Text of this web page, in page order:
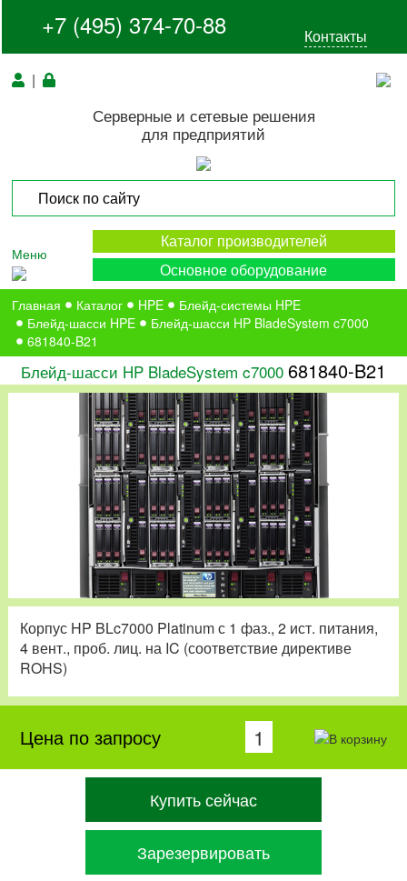
+7 (495) 374-70-88 Контакты
|
Серверные и сетевые решения
для предприятий
Меню
Каталог производителей
Основное оборудование
Главная Каталог HPE
Блейд-системы HPE
Блейд-шасси HPE
Блейд-шасси HP BladeSystem c7000
681840-B21
Блейд-шасси HP BladeSystem c7000 681840-B21
Корпус HP BLc7000 Platinum с 1 фаз., 2 ист. питания,
4 вент., проб. лиц. на IC (соответствие директиве
ROHS)
Цена по запросу
Купить сейчас
Зарезервировать